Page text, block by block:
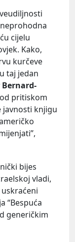
cijelu
Kako,
kurčeve
taj jedan
Bernard-
pritiskom
javnosti knjigu
bijes
vladi,
“Bespuća
generičkim